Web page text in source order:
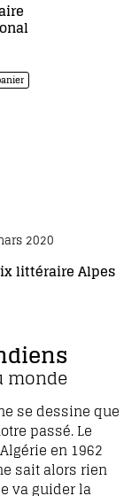
2020
littéraire Alpes
monde
se dessine que
passé. Le
en 1962
sait alors rien
va guider la